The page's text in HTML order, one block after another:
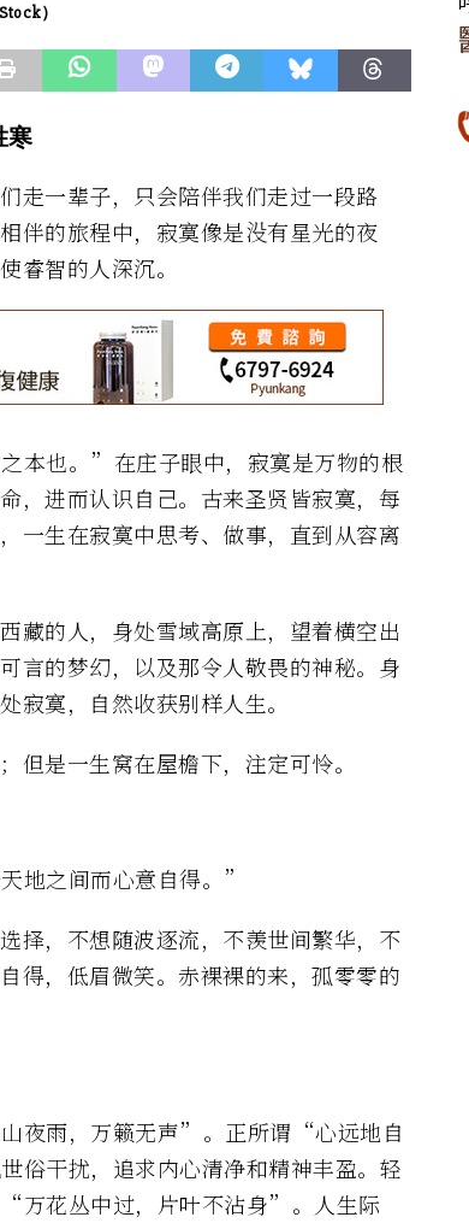
）
寒
走一辈子，只会陪伴我们走过一段路
伴的旅程中，寂寞像是没有星光的夜
睿智的人深沉。
本也。”在庄子眼中，寂寞是万物的根
，进而认识自己。古来圣贤皆寂寞，每
一生在寂寞中思考、做事，直到从容离
藏的人，身处雪域高原上，望着横空出
言的梦幻，以及那令人敬畏的神秘。身
寂寞，自然收获别样人生。
但是一生窝在屋檐下，注定可怜。
地之间而心意自得。”
择，不想随波逐流，不羡世间繁华，不
得，低眉微笑。赤裸裸的来，孤零零的
夜雨，万籁无声”。正所谓“心远地自
俗干扰，追求内心清净和精神丰盈。轻
万花丛中过，片叶不沾身”。人生际